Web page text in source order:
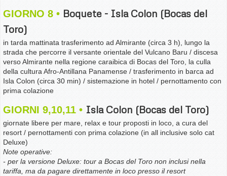
GIORNO 8
Boquete - Isla Colon (Bocas del
Toro)
in tarda mattinata trasferimento ad Almirante (circa 3 h), lungo la
strada che percorre il versante orientale del Vulcano Baru / discesa
verso Almirante nella regione caraibica di Bocas del Toro, la culla
della cultura Afro-Antillana Panamense / trasferimento in barca ad
Isla Colon (circa 30 min) / sistemazione in hotel / pernottamento con
prima colazione
GIORNI 9,10,11 Isla Colon (Bocas del Toro)
giornate libere per mare, relax e tour proposti in loco, a cura del
resort / pernottamenti con prima colazione (in all inclusive solo cat
Deluxe)
Note operative:
- per la versione Deluxe: tour a Bocas del Toro non inclusi nella
tariffa, ma da pagare direttamente in loco presso il resort